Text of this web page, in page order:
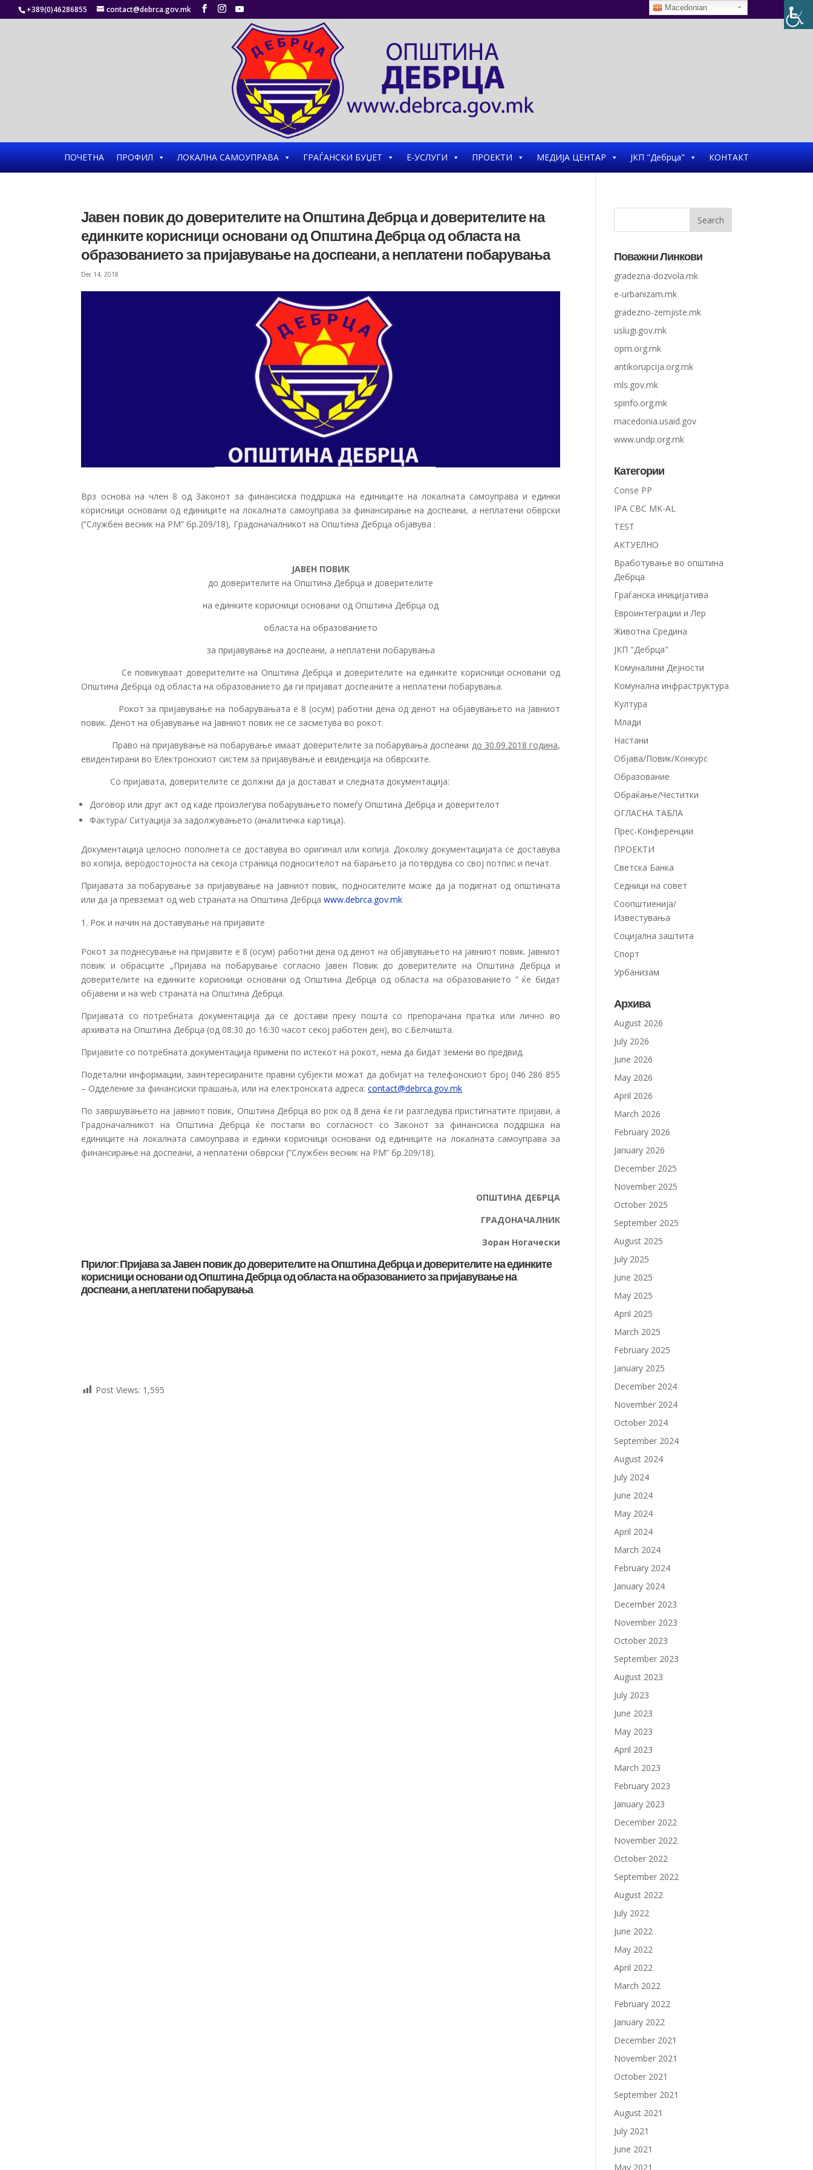
+389(0)46286855 contact@debrca.gov.mk
ПОЧЕТНА ПРОФИЛ ЛОКАЛНА САМОУПРАВА ГРАЃАНСКИ БУЏЕТ Е-УСЛУГИ ПРОЕКТИ МЕДИЈА ЦЕНТАР ЈКП "Дебрца" КОНТАКТ
Јавен повик до доверителите на Општина Дебрца и доверителите на
единките корисници основани од Општина Дебрца од областа на
образованието за пријавување на доспеани, а неплатени побарувања
Dec 14, 2018
Врз основа на член 8 од Законот за финансиска поддршка на единиците на локалната самоуправа и единки
корисници основани од единиците на локалната самоуправа за финансирање на доспеани, а неплатени обврски
(”Службен весник на РМ” бр.209/18), Градоначалникот на Општина Дебрца објавува :
ЈАВЕН ПОВИК
до доверителите на Општина Дебрца и доверителите
на единките корисници основани од Општина Дебрца од
областа на образованието
за пријавување на доспеани, а неплатени побарувања
Се повикуваат доверителите на Општина Дебрца и доверителите на единките корисници основани од
Општина Дебрца од областа на образованието да ги пријават доспеаните а неплатени побарувања.
Рокот за пријавување на побарувањата е 8 (осум) работни дена од денот на објавувањето на Jавниот
повик. Денот на објавување на Јавниот повик не се засметува во рокот.
Право на пријавување на побарување имаат доверителите за побарувања доспеани до 30.09.2018 година,
евидентирани во Електронскиот систем за пријавување и евиденција на обврските.
Со пријавата, доверителите се должни да ја достават и следната документација:
Договор или друг акт од каде произлегува побарувањето помеѓу Општина Дебрца и доверителот
Фактура/ Ситуација за задолжувањето (аналитичка картица).
Документација целосно пополнета се доставува во оригинал или копија. Доколку документацијата се доставува
во копија, веродостојноста на секоја страница подносителот на барањето ја потврдува со свој потпис и печат.
Пријавата за побарување за пријавување на Јавниот повик, подносителите може да ја подигнат од општината
или да ја превземат од web страната на Општина Дебрцаwww.debrca.gov.mk
Рок и начин на доставување на пријавите
Рокот за поднесување на пријавите е 8 (осум) работни дена од денот на објавувањето на јавниот повик. Јавниот
повик и обрасците „Пријава на побарување согласно Јавен Повик до доверителите на Општина Дебрца и
доверителите на единките корисници основани од Општина Дебрца од областа на образованието ” ќе бидат
објавени и на web странaта на Општина Дебрца.
Пријавата со потребната документација да се достави преку пошта со препорачана пратка или лично во
архивата на Општина Дебрца (од 08:30 до 16:30 часот секој работен ден), во с.Белчишта.
Пријавите со потребната документација примени по истекот на рокот, нема да бидат земени во предвид.
Подетални информации, заинтересираните правни субјекти можат да добијат на телефонскиот број 046 286 855
– Одделение за финансиски прашања, или на електронската адреса:contact@debrca.gov.mk
По завршувањето на Јавниот повик, Општина Дебрца во рок од 8 дена ќе ги разгледува пристигнатите пријави, а
Градоначалникот на Општина Дебрца ќе постапи во согласност со Законот за финансиска поддршка на
единиците на локалната самоуправа и единки корисници основани од единиците на локалната самоуправа за
финансирање на доспеани, а неплатени обврски (”Службен весник на РМ” бр.209/18).
ОПШТИНА ДЕБРЦА
ГРАДОНАЧАЛНИК
Зоран Ногачески
Прилог: Пријава за Јавен повик до доверителите на Општина Дебрца и доверителите на единките
корисници основани од Општина Дебрца од областа на образованието за пријавување на
доспеани, а неплатени побарувања
Post Views: 1,595
Поважни Линкови
gradezna-dozvola.mk
e-urbanizam.mk
gradezno-zemjiste.mk
uslugi.gov.mk
opm.org.mk
antikorupcija.org.mk
mls.gov.mk
spinfo.org.mk
macedonia.usaid.gov
www.undp.org.mk
Категории
Conse PP
IPA CBC MK-AL
TEST
АКТУЕЛНО
Вработување во општина
Дебрца
Граѓанска иницијатива
Евроинтеграции и Лер
Животна Средина
ЈКП "Дебрца"
Комуналини Дејности
Комунална инфраструктура
Култура
Млади
Настани
Објава/Повик/Конкурс
Образование
Обраќање/Честитки
ОГЛАСНА ТАБЛА
Прес-Конференции
ПРОЕКТИ
Светска Банка
Седници на совет
Соопштиенија/
Известувања
Социјална заштита
Спорт
Урбанизам
Архива
August 2026
July 2026
June 2026
May 2026
April 2026
March 2026
February 2026
January 2026
December 2025
November 2025
October 2025
September 2025
August 2025
July 2025
June 2025
May 2025
April 2025
March 2025
February 2025
January 2025
December 2024
November 2024
October 2024
September 2024
August 2024
July 2024
June 2024
May 2024
April 2024
March 2024
February 2024
January 2024
December 2023
November 2023
October 2023
September 2023
August 2023
July 2023
June 2023
May 2023
April 2023
March 2023
February 2023
January 2023
December 2022
November 2022
October 2022
September 2022
August 2022
July 2022
June 2022
May 2022
April 2022
March 2022
February 2022
January 2022
December 2021
November 2021
October 2021
September 2021
August 2021
July 2021
June 2021
May 2021
Macedonian